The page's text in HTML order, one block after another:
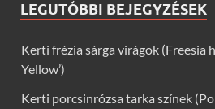
LEGUTÓBBI BEJEGYZÉSEK
Kerti frézia sárga virágok (Freesia
Yellow’)
Kerti porcsinrózsa tarka színek